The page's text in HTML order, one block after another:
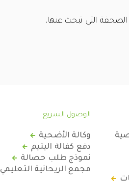
التي تبحث عنها.
الوصول السريع
وكالة الأضحية
دفع كفالة اليتيم
نموذج طلب حصالة
مجمع الريحانية التعليمي